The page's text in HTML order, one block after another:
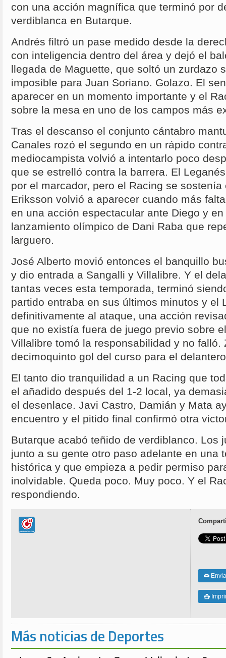
con una acción magnífica que terminó por
verdiblanca en Butarque.
Andrés filtró un pase medido desde la
con inteligencia dentro del área y dejó el
llegada de Maguette, que soltó un zurdazo
imposible para Juan Soriano. Golazo. El
aparecer en un momento importante y el
sobre la mesa en uno de los campos más
Tras el descanso el conjunto cántabro
Canales rozó el segundo en un rápido
mediocampista volvió a intentarlo poco
que se estrelló contra la barrera. El
por el marcador, pero el Racing se
Eriksson volvió a aparecer cuando más
en una acción espectacular ante Diego y
lanzamiento olímpico de Dani Raba que
larguero.
José Alberto movió entonces el banquillo
y dio entrada a Sangalli y Villalibre. Y el
tantas veces esta temporada, terminó
partido entraba en sus últimos minutos y el
definitivamente al ataque, una acción
que no existía fuera de juego previo sobre
Villalibre tomó la responsabilidad y no falló.
decimoquinto gol del curso para el
El tanto dio tranquilidad a un Racing que
el añadido después del 1-2 local, ya
el desenlace. Javi Castro, Damián y Mata
encuentro y el pitido final confirmó otra
Butarque acabó teñido de verdiblanco. Los
junto a su gente otro paso adelante en una
histórica y que empieza a pedir permiso
inolvidable. Queda poco. Muy poco. Y el
respondiendo.
✉

Más noticias de Deportes